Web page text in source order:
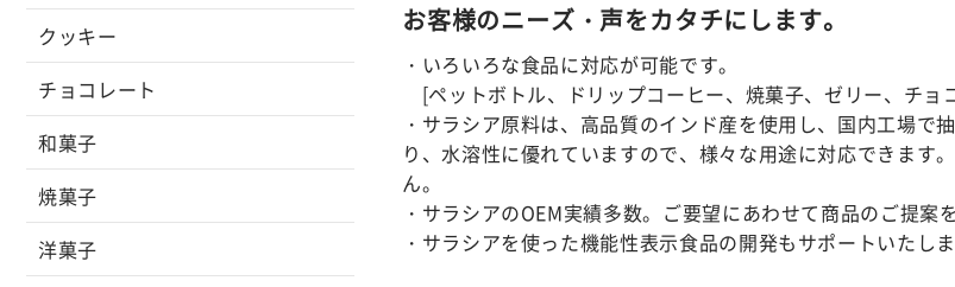
クッキー
チョコレート
和菓子
焼菓子
洋菓子
お客様のニーズ・声をカタチにします。
・いろいろな食品に対応が可能です。
[ペットボトル、ドリップコーヒー、焼菓子、ゼリー、チ
・サラシア原料は、高品質のインド産を使用し、国内工場
り、水溶性に優れていますので、様々な用途に対応できま
ん。
・サラシアのOEM実績多数。ご要望にあわせて商品のご提案
・サラシアを使った機能性表示食品の開発もサポートいたしま